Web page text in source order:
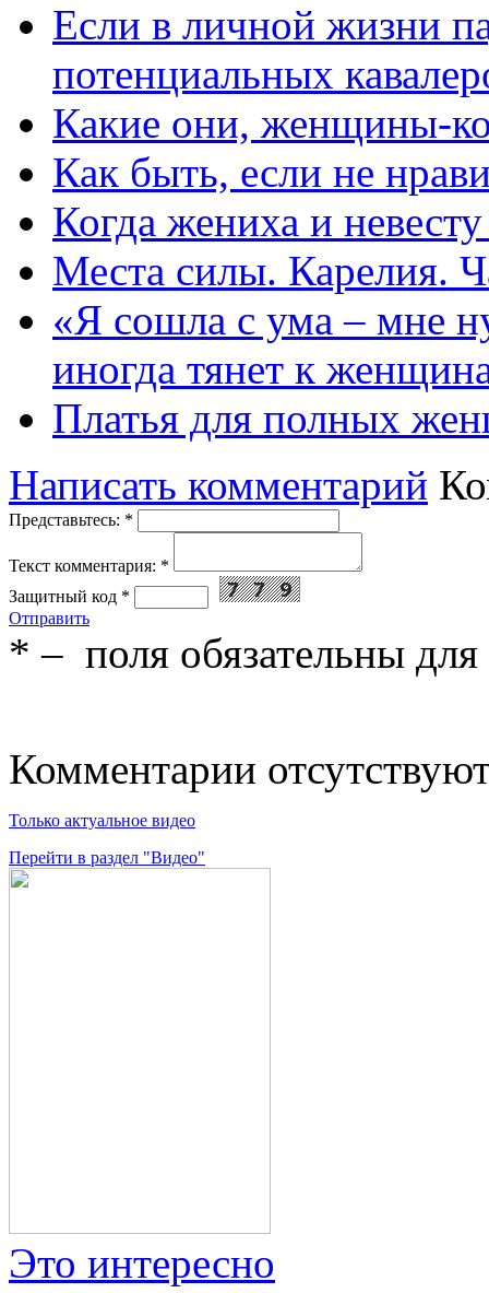
Если в личной жизни
потенциальных
Какие они, женщины-
Как быть, если не
Когда жениха и
Места силы. Карелия.
«Я сошла с ума – мне
иногда тянет к
Платья для полных
Написать комментарий
Представьтесь: *
Текст комментария: *
Защитный код *
Отправить
* – поля обязательны для
Комментарии
Только актуальное видео
Перейти в раздел "Видео"
Это интересно